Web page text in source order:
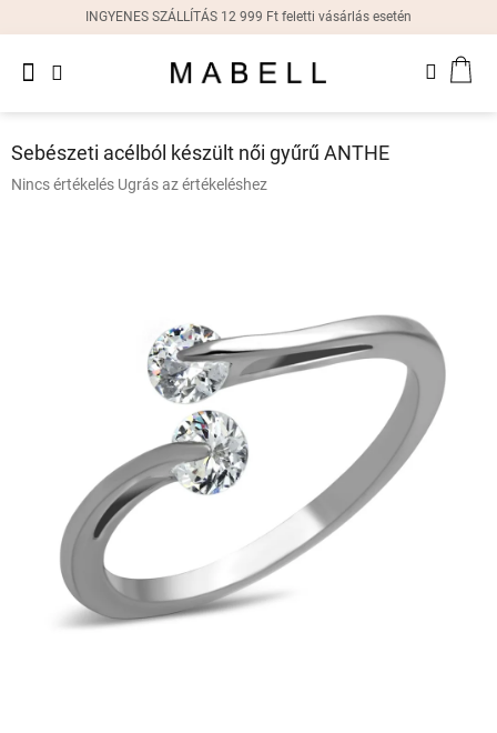
tartalomhoz
INGYENES SZÁLLÍTÁS 12 999 Ft feletti vásárlás esetén
Női
fülbevalók
Ajándékdobozok
Sebészeti acélból készült női gyűrű ANTHE
A
Nincs értékelés Ugrás az értékeléshez